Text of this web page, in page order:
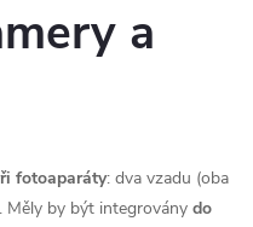
a
fotoaparáty: dva vzadu (oba
Měly by být integrovány do